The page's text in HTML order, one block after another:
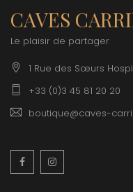
CAVES
Le plaisir de partager
1 Rue des Sœurs
+33 (0)3 45 81 20 20
boutique@caves-
Facebook